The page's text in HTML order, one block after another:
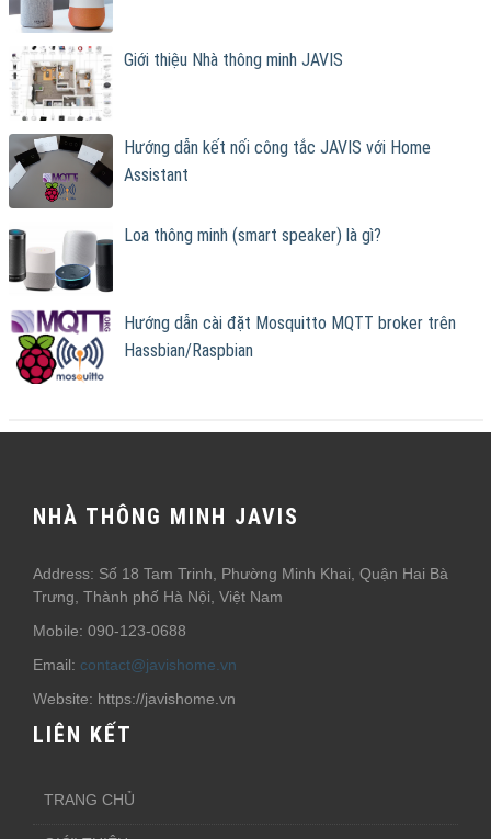
Giới thiệu Nhà thông minh JAVIS
Hướng dẫn kết nối công tắc JAVIS với Home
Assistant
Loa thông minh (smart speaker) là gì?
Hướng dẫn cài đặt Mosquitto MQTT broker trên
Hassbian/Raspbian
NHÀ THÔNG MINH JAVIS
Address: Số 18 Tam Trinh, Phường Minh Khai, Quận Hai Bà
Trưng, Thành phố Hà Nội, Việt Nam
Mobile: 090-123-0688
Email: contact@javishome.vn
Website: https://javishome.vn
LIÊN KẾT
TRANG CHỦ